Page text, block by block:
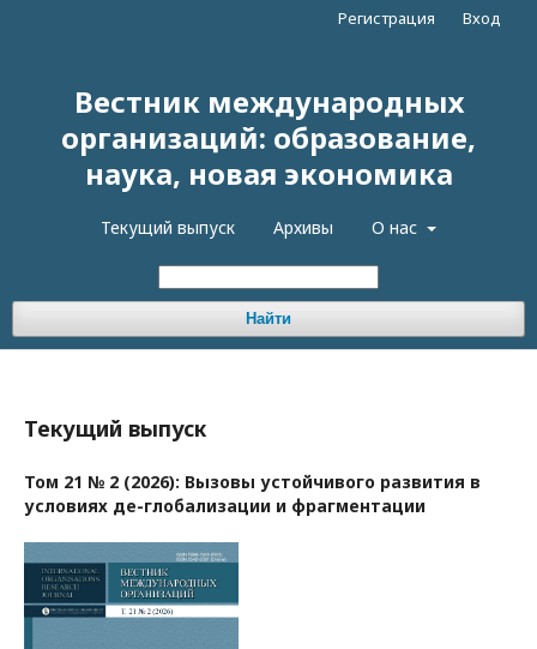
Вестник международных
организаций: образование,
наука, новая экономика
Текущий выпуск Архивы О нас
Найти
Регистрация Вход
Текущий выпуск
Том 21 № 2 (2026): Вызовы устойчивого развития в
условиях де-глобализации и фрагментации